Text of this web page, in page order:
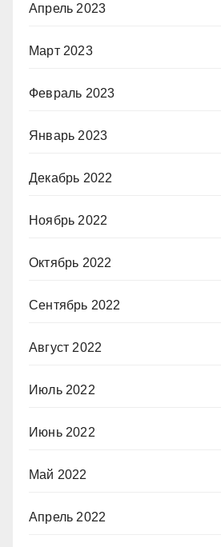
Апрель 2023
Март 2023
Февраль 2023
Январь 2023
Декабрь 2022
Ноябрь 2022
Октябрь 2022
Сентябрь 2022
Август 2022
Июль 2022
Июнь 2022
Май 2022
Апрель 2022